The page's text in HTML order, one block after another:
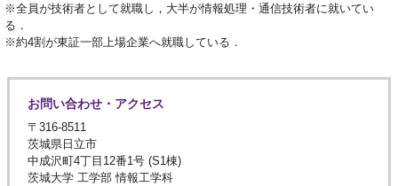
※全員が技術者として就職し，大半が情報処理・通信技術者に就いてい
る．
※約4割が東証一部上場企業へ就職している．
お問い合わせ・アクセス
〒316-8511
茨城県日立市
中成沢町4丁目12番1号 (S1棟)
茨城大学 工学部 情報工学科